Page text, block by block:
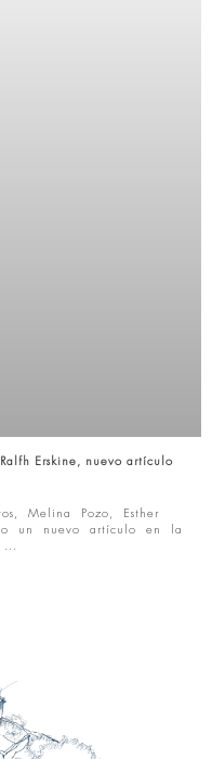
Erskine, nuevo artículo
Melina Pozo, Esther
un nuevo artículo en la